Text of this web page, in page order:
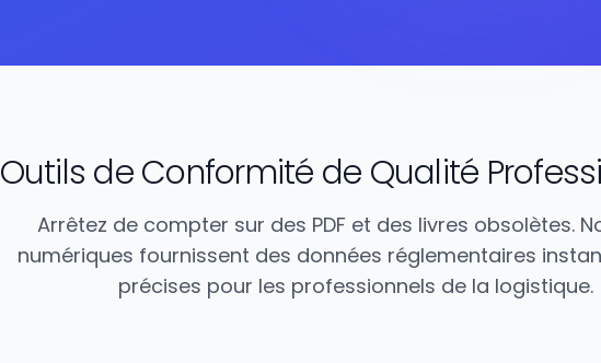
Outils de Conformité de Qualité
Arrêtez de compter sur des PDF et des livres obsolètes.
numériques fournissent des données réglementaires
précises pour les professionnels de la logistique.